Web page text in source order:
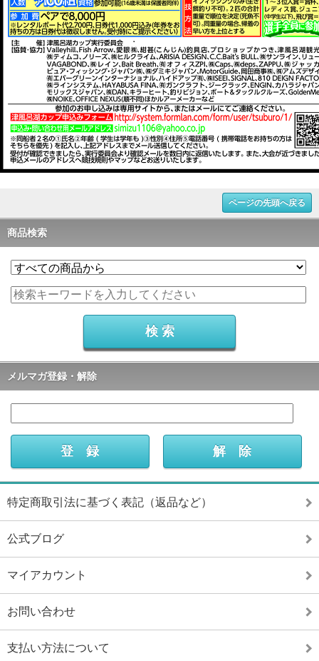
ページの先頭へ戻る
商品検索
メルマガ登録・解除
特定商取引法に基づく表記（返品など）
公式ブログ
マイアカウント
お問い合わせ
支払い方法について